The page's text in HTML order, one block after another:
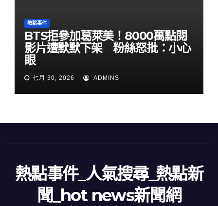
熱點事件
BTS拒參加葛萊美！8000萬點閱
影片遭默默下架 粉絲怒批：小心
眼
七月 30, 2026 ADMINS
熱點事件_人氣搜尋_熱點新
聞_hot news新聞網